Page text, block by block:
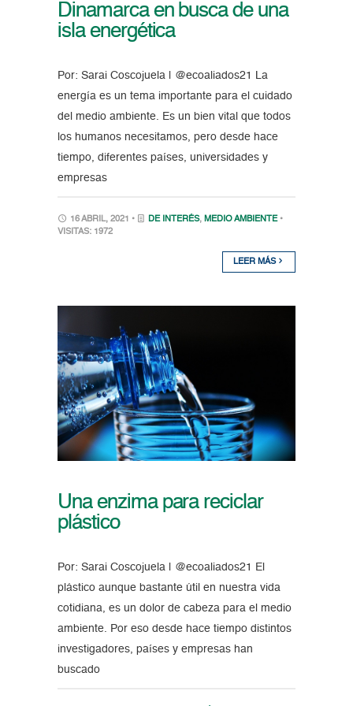
Dinamarca en busca de una
isla energética
Por: Sarai Coscojuela | @ecoaliados21 La
energía es un tema importante para el cuidado
del medio ambiente. Es un bien vital que todos
los humanos necesitamos, pero desde hace
tiempo, diferentes países, universidades y
empresas
16 ABRIL, 2021 • DE INTERÉS, MEDIO AMBIENTE •
VISITAS: 1972
LEER MÁS
Una enzima para reciclar
plástico
Por: Sarai Coscojuela | @ecoaliados21 El
plástico aunque bastante útil en nuestra vida
cotidiana, es un dolor de cabeza para el medio
ambiente. Por eso desde hace tiempo distintos
investigadores, países y empresas han
buscado